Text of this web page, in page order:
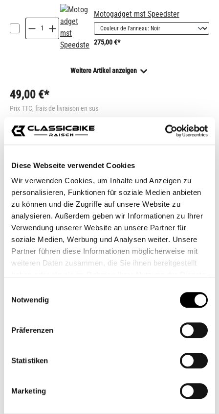
Diese Webseite verwendet Cookies
Wir verwenden Cookies, um Inhalte und Anzeigen zu
personalisieren, Funktionen für soziale Medien anbieten
zu können und die Zugriffe auf unsere Website zu
analysieren. Außerdem geben wir Informationen zu Ihrer
Verwendung unserer Website an unsere Partner für
soziale Medien, Werbung und Analysen weiter. Unsere
Partner führen diese Informationen möglicherweise mit
weiteren Daten zusammen, die Sie ihnen bereitgestellt
Notwendig
Präferenzen
Statistiken
Marketing
Motogadget mst Speedster
275,00 €*
Weitere Artikel anzeigen
49,00 €*
Prix TTC, frais de livraison en sus
Sélectionnez
Couleur
Ajouter à la liste de souhaits
numéro d'article:
5002010
Shop-Numéro :
CB00233M
Description
utilisé…Plus
Questions sur l'article